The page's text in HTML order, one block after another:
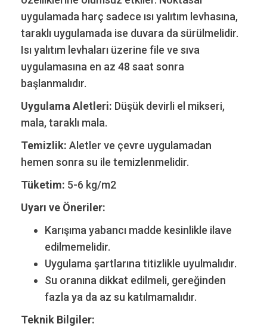
uygulamada harç sadece ısı yalıtım levhasına,
taraklı uygulamada ise duvara da sürülmelidir.
Isı yalıtım levhaları üzerine file ve sıva
uygulamasına en az 48 saat sonra
başlanmalıdır.
Uygulama Aletleri: Düşük devirli el mikseri,
mala, taraklı mala.
Temizlik: Aletler ve çevre uygulamadan
hemen sonra su ile temizlenmelidir.
Tüketim: 5-6 kg/m2
Uyarı ve Öneriler:
Karışıma yabancı madde kesinlikle ilave
edilmemelidir.
Uygulama şartlarına titizlikle uyulmalıdır.
Su oranına dikkat edilmeli, gereğinden
fazla ya da az su katılmamalıdır.
Teknik Bilgiler: